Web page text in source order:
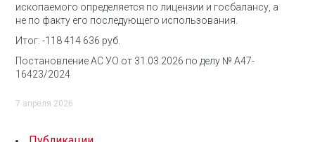
ископаемого определяется по лицензии и госбалансу, а
не по факту его последующего использования.
Итог: -118 414 636 руб.
Постановление АС УО от 31.03.2026 по делу № А47-
16423/2024
7 апреля 2026